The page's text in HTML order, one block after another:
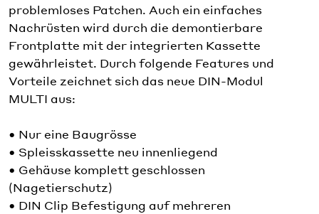
problemloses Patchen. Auch ein einfaches
Nachrüsten wird durch die demontierbare
Frontplatte mit der integrierten Kassette
gewährleistet. Durch folgende Features und
Vorteile zeichnet sich das neue DIN-Modul
MULTI aus:
• Nur eine Baugrösse
• Spleisskassette neu innenliegend
• Gehäuse komplett geschlossen
(Nagetierschutz)
• DIN Clip Befestigung auf mehreren